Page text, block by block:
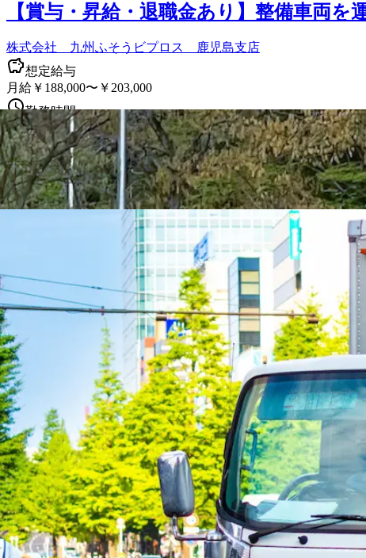
【賞与・昇給・退職金あり】整備車両
株式会社 九州ふそうビプロス 鹿児島支店
想定給与
月給￥188,000〜￥203,000
勤務時間
午前9時〜午後6時
勤務地
鹿児島県肝属郡肝付町
正社員 手積み手降ろしなし トラック大型トラック・大型免許二
気になる 詳しく見る
【未経験歓迎！】浄化槽の清掃業務（汚
株式会社 肝属環境サービス
想定給与
月給￥190,000
勤務時間
午前8時〜午後5時
勤務地
鹿児島県肝属郡肝付町